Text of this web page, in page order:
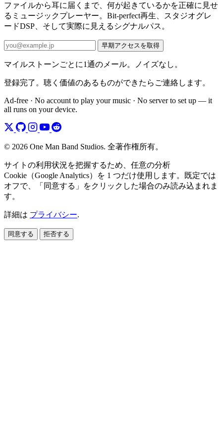
ファイルから耳に届くまで、何が起きているかを正確に見せ
るミュージックプレーヤー。Bit-perfect再生、スタジオグレ
ードDSP、そして実際に見えるシグナルパス。
早期アクセスを取得
マイルストーンごとに1通のメール。ノイズなし。
登録完了。聴く価値のあるものができたらご連絡します。
Ad-free · No account to play your music · No server to set up — it
all runs on your device.
© 2026 One Man Band Studios. 全著作権所有。
サイトの利用状況を把握するため、任意の分析
Cookie（Google Analytics）を 1 つだけ使用します。既定では
オフで、「同意する」をクリックした場合のみ読み込まれま
す。
詳細は プライバシー.
同意する 拒否する